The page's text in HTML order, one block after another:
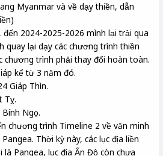
Myanmar và về dạy thiền, dẫn
2024-2025-2026 mình lại trải qua
quay lại dạy các chương trình thiền
chương trình phải thay đổi hoàn toàn.
kể từ 3 năm đó.
Giáp Thìn.
Tỵ.
Ngọ.
chương trình Timeline 2 về văn minh
Thời kỳ này, các lục địa liền
Pangea, lục địa Ấn Độ còn chưa